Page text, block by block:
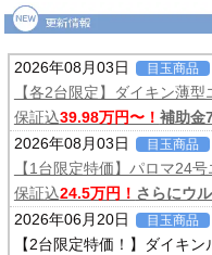
2026年08月03日 目玉商品
【各2台限定】ダイキン薄
保証込39.98万円〜！ 補助金
2026年08月03日
目玉商品
【1台限定特価】パロマ24
保証込24.5万円！ さらにウ
2026年06月20日
目玉商品
【2台限定特価！】ダイキ